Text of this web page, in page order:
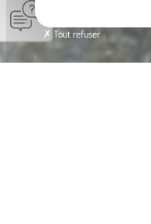
Tout refuser